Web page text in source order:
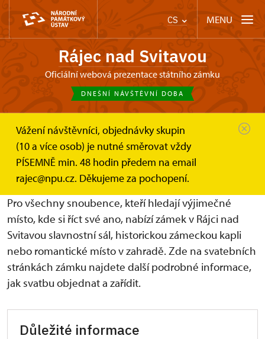
CS MENU
Rájec nad Svitavou
Oficiální webová prezentace státního zámku
DNEŠNÍ NÁVŠTĚVNÍ DOBA
Vážení návštěvníci, objednávky skupin
(10 a více osob) je nutné směrovat vždy
PÍSEMNĚ min. 48 hodin předem na email
rajec@npu.cz. Děkujeme za pochopení.
Zámek Rájec nad Svitavou Svatební obřady
Svatby v Ráj(c)i
Pro všechny snoubence, kteří hledají výjimečné
místo, kde si říct své ano, nabízí zámek v Rájci nad
Svitavou slavnostní sál, historickou zámeckou kapli
nebo romantické místo v zahradě. Zde na svatebních
stránkách zámku najdete další podrobné informace,
jak svatbu objednat a zařídit.
Důležité informace